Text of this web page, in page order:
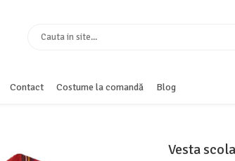
Contact Costume la comandă Blog
Vesta